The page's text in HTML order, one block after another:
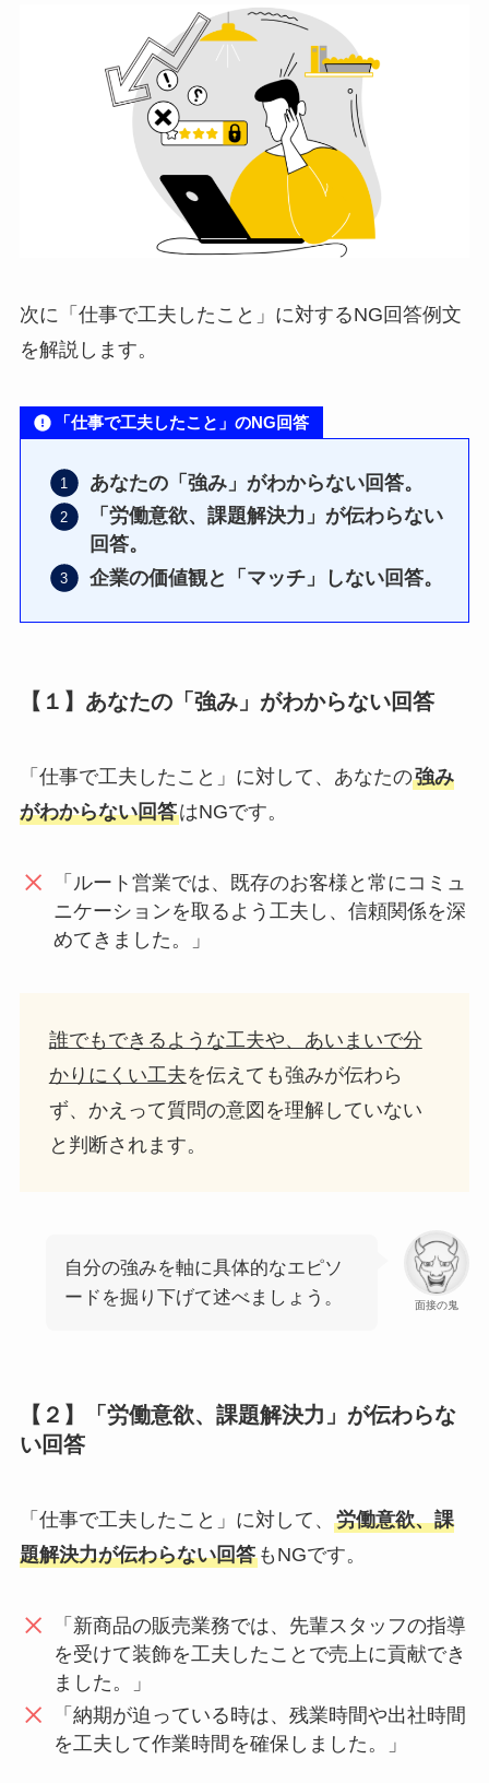
次に「仕事で工夫したこと」に対するNG回答例文
を解説します。
「仕事で工夫したこと」のNG回答
あなたの「強み」がわからない回答。
「労働意欲、課題解決力」が伝わらない
回答。
企業の価値観と「マッチ」しない回答。
【１】あなたの「強み」がわからない回答
「仕事で工夫したこと」に対して、あなたの強み
がわからない回答はNGです。
「ルート営業では、既存のお客様と常にコミュ
ニケーションを取るよう工夫し、信頼関係を深
めてきました。」
誰でもできるような工夫や、あいまいで分
かりにくい工夫を伝えても強みが伝わら
ず、かえって質問の意図を理解していない
と判断されます。
面接の鬼
自分の強みを軸に具体的なエピソ
ードを掘り下げて述べましょう。
【２】「労働意欲、課題解決力」が伝わらな
い回答
「仕事で工夫したこと」に対して、 労働意欲、課
題解決力が伝わらない回答もNGです。
「新商品の販売業務では、先輩スタッフの指導
を受けて装飾を工夫したことで売上に貢献でき
ました。」
「納期が迫っている時は、残業時間や出社時間
を工夫して作業時間を確保しました。」